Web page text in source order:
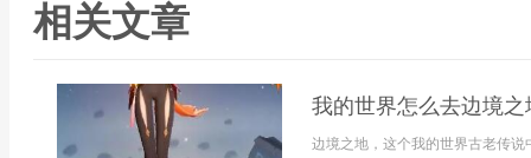
相关文章
我的世界怎么去边境
边境之地，这个我的世界古老传